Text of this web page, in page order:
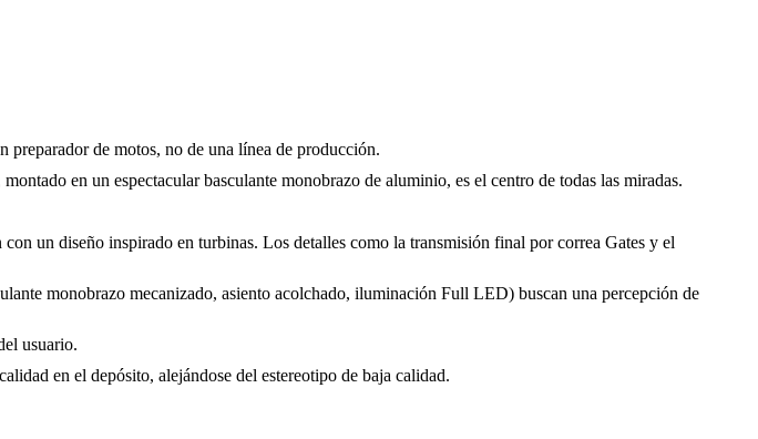
de motos, no de una línea de producción.
en un espectacular basculante monobrazo de aluminio, es el centro de todas las miradas.
un diseño inspirado en turbinas. Los detalles como la transmisión final por correa Gates y el
monobrazo mecanizado, asiento acolchado, iluminación Full LED) buscan una percepción de
usuario.
en el depósito, alejándose del estereotipo de baja calidad.